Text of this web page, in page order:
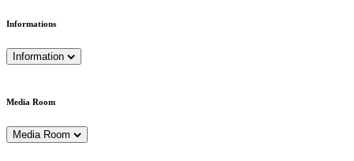
Informations
Information
Media Room
Media Room